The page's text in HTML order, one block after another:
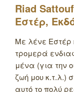
Riad
Εστέρ,
Με λένε Εστέρ
τρομερά
μένα (για την
ζωή μου κ.τ.λ.)
αυτό το πολύ